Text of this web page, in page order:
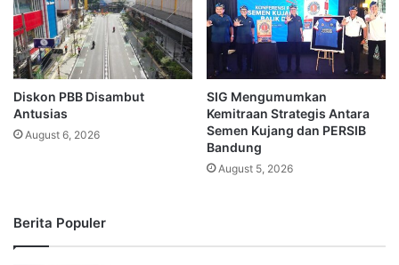
Diskon PBB Disambut
Antusias
August 6, 2026
SIG Mengumumkan
Kemitraan Strategis Antara
Semen Kujang dan PERSIB
Bandung
August 5, 2026
Berita Populer